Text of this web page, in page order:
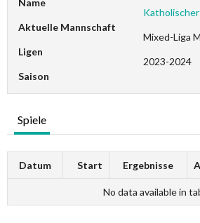
Name
Aktuelle Mannschaft
Katholischer
Ligen
Mixed-Liga
Saison
2023-2024
Spiele
Datum Start Ergebnisse
No data available in